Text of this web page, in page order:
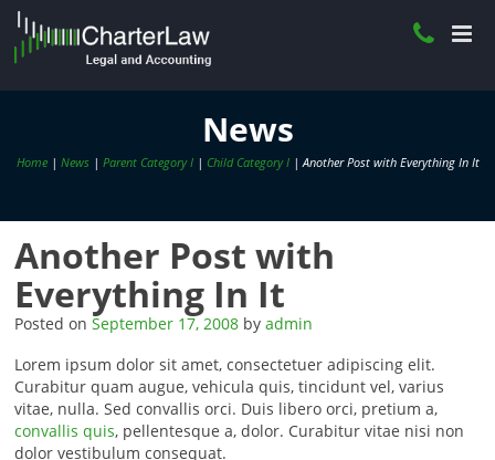
News
Home| News| Parent Category I| Child Category I| Another Post with Everything In It
Another Post with
Everything In It
Posted on September 17, 2008 by admin
Lorem ipsum dolor sit amet, consectetuer adipiscing elit.
Curabitur quam augue, vehicula quis, tincidunt vel, varius
vitae, nulla. Sed convallis orci. Duis libero orci, pretium a,
convallis quis, pellentesque a, dolor. Curabitur vitae nisi non
dolor vestibulum consequat.